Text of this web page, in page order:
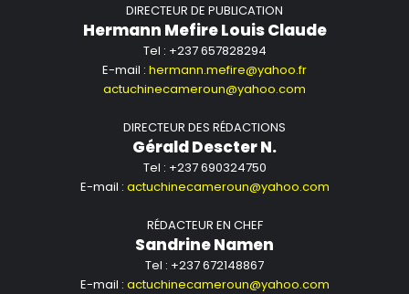
DIRECTEUR DE PUBLICATION
Hermann Mefire Louis Claude
Tel : +237 657828294
E-mail : hermann.mefire@yahoo.fr
actuchinecameroun@yahoo.com
DIRECTEUR DES RÉDACTIONS
Gérald Descter N.
Tel : +237 690324750
E-mail : actuchinecameroun@yahoo.com
RÉDACTEUR EN CHEF
Sandrine Namen
Tel : +237 672148867
E-mail : actuchinecameroun@yahoo.com